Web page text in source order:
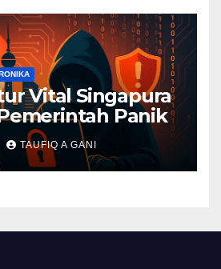
Vital Singapura
Panik
TAUFIQ A GANI